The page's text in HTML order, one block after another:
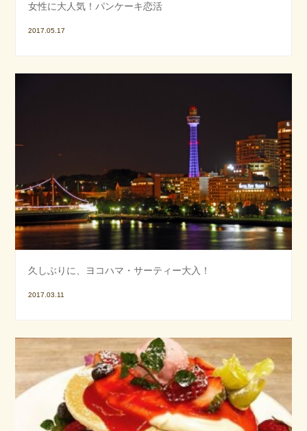
女性に大人気！パンケーキ恋活
2017.05.17
久しぶりに、ヨコハマ・サーティー大入！
2017.03.11